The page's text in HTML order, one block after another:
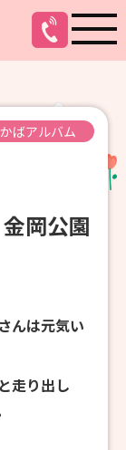
ばアルバム
岡公園
んは元気い
走り出し